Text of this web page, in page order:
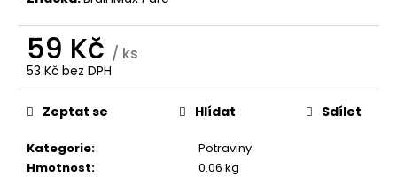
59 Kč / ks
53 Kč bez DPH
Měrná
cena:
Kategorie:
Potraviny
Hmotnost:
0.06 kg
Zeptat se Hlídat Sdílet
ROSTLINNÝCH
KAPSLÍ
999
Kč